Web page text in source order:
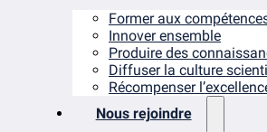
Former aux
Innover ensemble
Produire des
Diffuser la culture
Récompenser
Nous rejoindre